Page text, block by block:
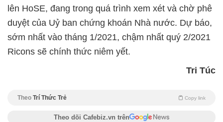
lên HoSE, đang trong quá trình xem xét và chờ phê
duyệt của Uỷ ban chứng khoán Nhà nước. Dự báo,
sớm nhất vào tháng 1/2021, chậm nhất quý 2/2021
Ricons sẽ chính thức niêm yết.
Tri Túc
Theo Trí Thức Trẻ Copy link
Theo dõi Cafebiz.vn trên